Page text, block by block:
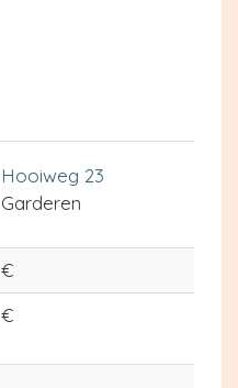
Hooiweg 23
Garderen
€
€